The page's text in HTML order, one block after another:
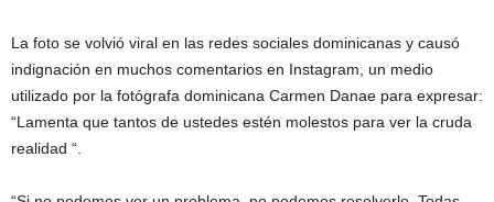
La foto se volvió viral en las redes sociales dominicanas y causó
indignación en muchos comentarios en Instagram, un medio
utilizado por la fotógrafa dominicana Carmen Danae para expresar:
“Lamenta que tantos de ustedes estén molestos para ver la cruda
realidad “.